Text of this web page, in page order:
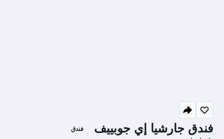
فندق جارشيا إي جوبييف فندق